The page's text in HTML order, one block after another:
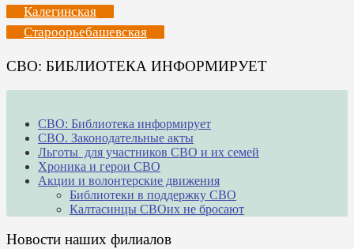
Калегинская
Староорьебашевская
СВО: БИБЛИОТЕКА ИНФОРМИРУЕТ
СВО: Библиотека информирует
СВО. Законодательные акты
Льготы для участников СВО и их семей
Хроника и герои СВО
Акции и волонтерские движения
Библиотеки в поддержку СВО
Калтасинцы СВОих не бросают
Новости наших филиалов